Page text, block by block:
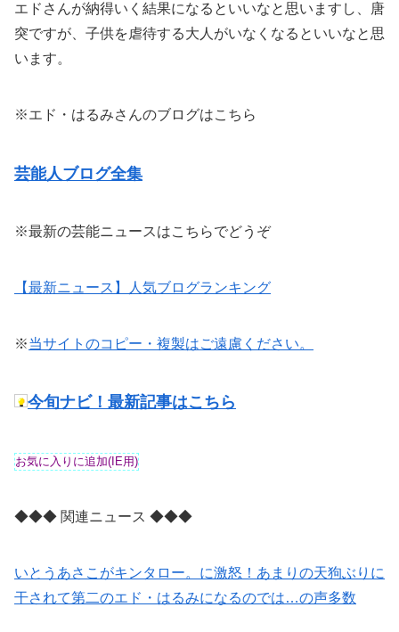
エドさんが納得いく結果になるといいなと思いますし、唐
突ですが、子供を虐待する大人がいなくなるといいなと思
います。
※エド・はるみさんのブログはこちら
芸能人ブログ全集
※最新の芸能ニュースはこちらでどうぞ
【最新ニュース】人気ブログランキング
※当サイトのコピー・複製はご遠慮ください。
今旬ナビ！最新記事はこちら
◆◆◆ 関連ニュース ◆◆◆
いとうあさこがキンタロー。に激怒！あまりの天狗ぶりに
干されて第二のエド・はるみになるのでは…の声多数